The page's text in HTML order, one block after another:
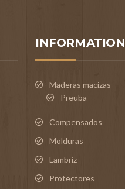
INFORMATION
Maderas macizas
Preuba
Compensados
Molduras
Lambriz
Protectores